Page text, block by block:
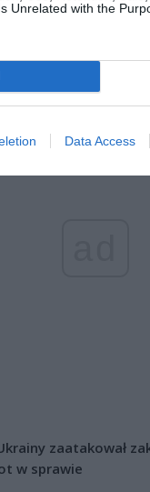
Unrelated with the
Data Access
zaatakował
w sprawie